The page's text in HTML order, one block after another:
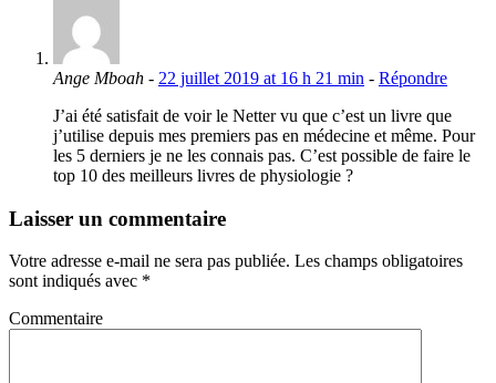
Ange Mboah - 22 juillet 2019 at 16 h 21 min - Répondre
J’ai été satisfait de voir le Netter vu que c’est un livre que
j’utilise depuis mes premiers pas en médecine et même. Pour
les 5 derniers je ne les connais pas. C’est possible de faire le
top 10 des meilleurs livres de physiologie ?
Laisser un commentaire
Votre adresse e-mail ne sera pas publiée. Les champs obligatoires
sont indiqués avec *
Commentaire